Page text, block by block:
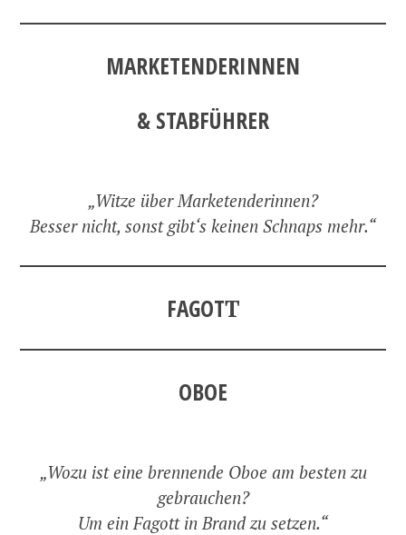
MARKETENDERINNEN
& STABFÜHRER
„Witze über Marketenderinnen?
Besser nicht, sonst gibt‘s keinen Schnaps mehr.“
FAGOTT
OBOE
„Wozu ist eine brennende Oboe am besten zu
gebrauchen?
Um ein Fagott in Brand zu setzen.“